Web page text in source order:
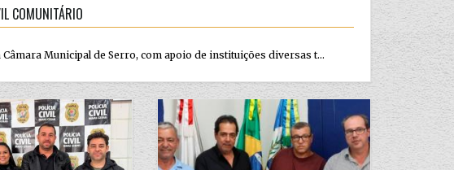
COMUNITÁRIO
Municipal de Serro, com apoio de instituições diversas t...